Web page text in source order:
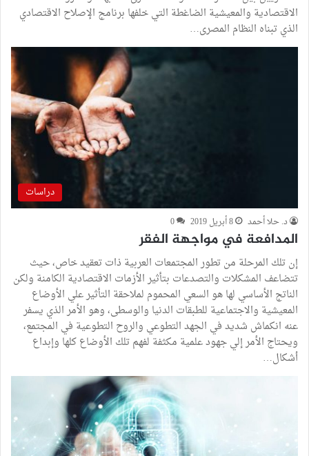
الاقتصادية والمعيشية الضاغطة التي خلفها برنامج الإصلاح الاقتصادي
الذي تبناه النظام المصرى…
دراسات
د. حلا أحمد 8 أبريل 2019 0
المدافعة في مواجهة الفقر
إن تلك المرحلة من تطور المجتمعات العربية ذات تعقيد خاص، حيث
تتضاعف المشكلات والتصدعات بتأثير الأزمات الاقتصادية الكامنة ولكن
الناتج الأساسي لها هو السعي المحموم لملاحقة التأثير علي الأوضاع
المعيشية والاجتماعية للطبقات الدنيا والوسطى، وهو الأمر الذي يسفر
عنه انكماش شديد في الجهد التطوعي والروح التطوعية في المجتمع،
ويحتاج الأمر إلي جهود علمية مكثفة لفهم تلك الأوضاع كلها وإبداع
أشكال…